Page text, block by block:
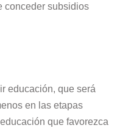
conceder subsidios
educación, que será
en las etapas
que favorezca